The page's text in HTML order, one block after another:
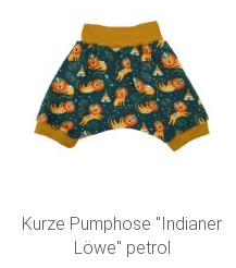
Kurze Pumphose "Indianer
Löwe" petrol